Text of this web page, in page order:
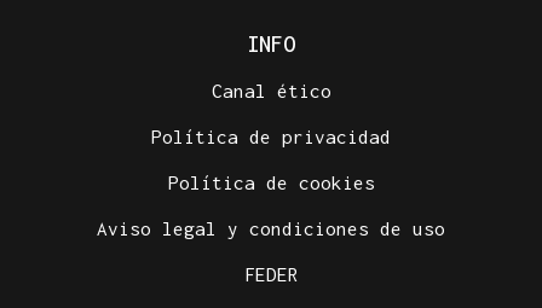
INFO
Canal ético
Política de privacidad
Política de cookies
Aviso legal y condiciones de uso
FEDER